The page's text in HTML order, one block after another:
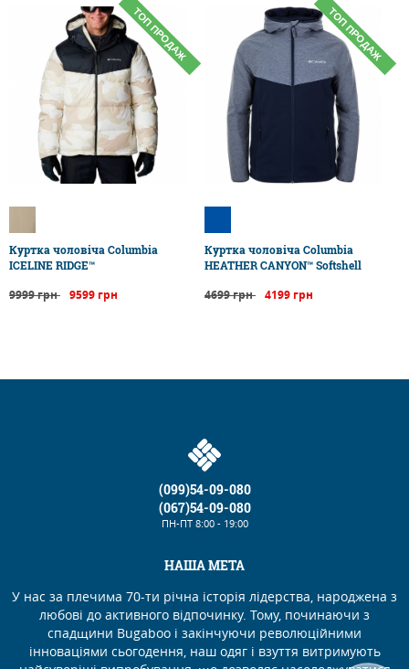
ТОП ПРОДАЖ
Куртка чоловіча Columbia
ICELINE RIDGE™
9999 грн 9599 грн
ТОП ПРОДАЖ
Куртка чоловіча Columbia
HEATHER CANYON™ Softshell
4699 грн 4199 грн
(099)54-09-080
(067)54-09-080
ПН-ПТ8:00 - 19:00
НАША МЕТА
У нас за плечима 70-ти річна історія лідерства, народжена з
любові до активного відпочинку. Тому, починаючи з
спадщини Bugaboo і закінчуючи революційними
інноваціями сьогодення, наш одяг і взуття витримують